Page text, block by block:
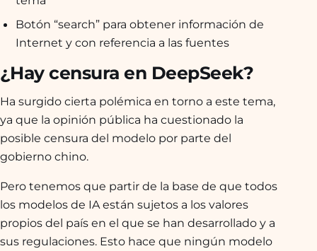
Botón “search” para obtener información de
Internet y con referencia a las fuentes
¿Hay censura en DeepSeek?
Ha surgido cierta polémica en torno a este tema,
ya que la opinión pública ha cuestionado la
posible censura del modelo por parte del
gobierno chino.
Pero tenemos que partir de la base de que todos
los modelos de IA están sujetos a los valores
propios del país en el que se han desarrollado y a
sus regulaciones. Esto hace que ningún modelo